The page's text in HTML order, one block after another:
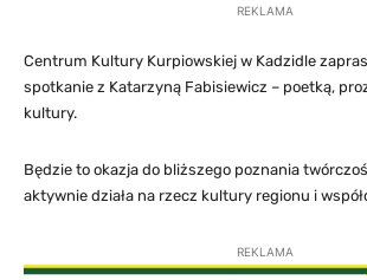
REKLAMA
Centrum Kultury Kurpiowskiej w Kadzidle
spotkanie z Katarzyną Fabisiewicz – poetką,
kultury.
Będzie to okazja do bliższego poznania
aktywnie działa na rzecz kultury regionu i
REKLAMA